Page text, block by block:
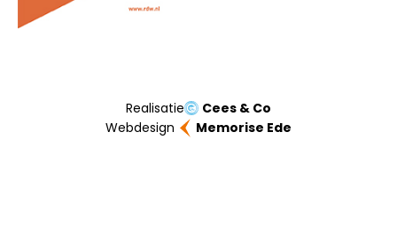
Realisatie
Cees & Co
Webdesign
Memorise Ede